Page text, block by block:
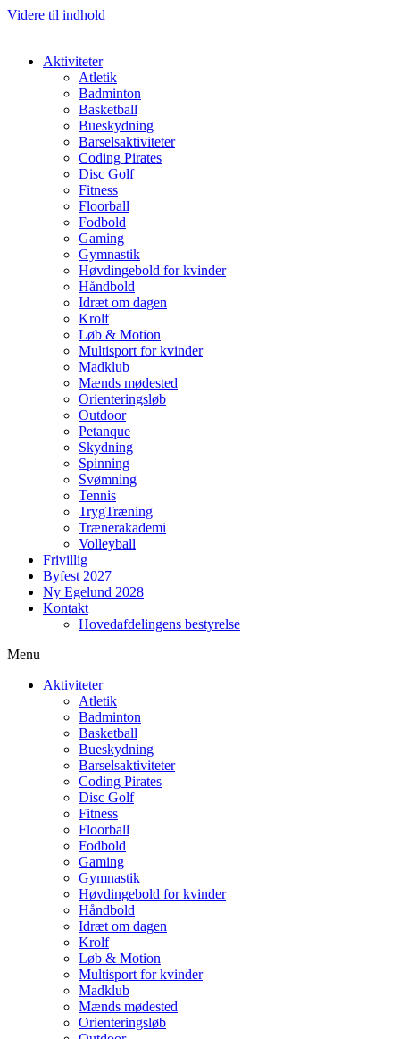
Videre til indhold
Aktiviteter
Atletik
Badminton
Basketball
Bueskydning
Barselsaktiviteter
Coding Pirates
Disc Golf
Fitness
Floorball
Fodbold
Gaming
Gymnastik
Høvdingebold for kvinder
Håndbold
Idræt om dagen
Krolf
Løb & Motion
Multisport for kvinder
Madklub
Mænds mødested
Orienteringsløb
Outdoor
Petanque
Skydning
Spinning
Svømning
Tennis
TrygTræning
Trænerakademi
Volleyball
Frivillig
Byfest 2027
Ny Egelund 2028
Kontakt
Hovedafdelingens bestyrelse
Menu
Aktiviteter
Atletik
Badminton
Basketball
Bueskydning
Barselsaktiviteter
Coding Pirates
Disc Golf
Fitness
Floorball
Fodbold
Gaming
Gymnastik
Høvdingebold for kvinder
Håndbold
Idræt om dagen
Krolf
Løb & Motion
Multisport for kvinder
Madklub
Mænds mødested
Orienteringsløb